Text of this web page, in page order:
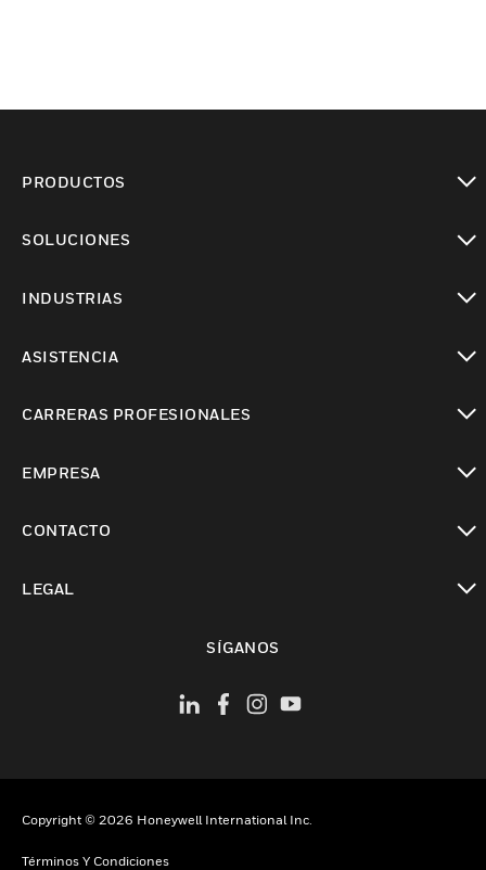
PRODUCTOS
SOLUCIONES
INDUSTRIAS
ASISTENCIA
CARRERAS PROFESIONALES
EMPRESA
CONTACTO
LEGAL
SÍGANOS
Copyright © 2026 Honeywell International Inc.
Términos Y Condiciones